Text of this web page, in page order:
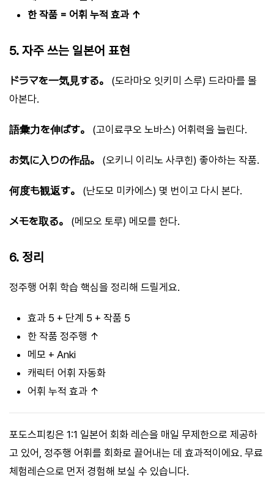
한 작품 = 어휘 누적 효과 ↑
5. 자주 쓰는 일본어 표현
ドラマを一気見する。
(도라마오 잇키미 스루) 드라마를 몰
아본다.
語彙力を伸ばす。 (고이료쿠오 노바스) 어휘력을 늘린다.
お気に入りの作品。 (오키니 이리노 사쿠힌) 좋아하는 작품.
何度も観返す。 (난도모 미카에스) 몇 번이고 다시 본다.
メモを取る。 (메모오 토루) 메모를 한다.
6. 정리
정주행 어휘 학습 핵심을 정리해 드릴게요.
효과 5 + 단계 5 + 작품 5
한 작품 정주행 ↑
메모 + Anki
캐릭터 어휘 자동화
어휘 누적 효과 ↑
포도스피킹은 1:1 일본어 회화 레슨을 매일 무제한으로 제공하
고 있어, 정주행 어휘를 회화로 끌어내는 데 효과적이에요. 무료
체험레슨으로 먼저 경험해 보실 수 있습니다.